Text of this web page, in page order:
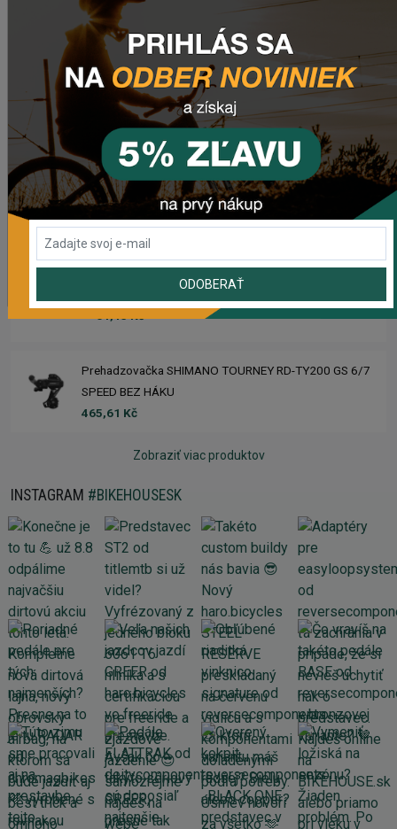
Zimušné Rukavice CHROMAG SIGNAL
1 104,44 Kč
Sedlo CHROMAG TRAILMASTER DT V2
2 223,62 Kč
Rebuild kit pedálov CHROMAG SYNTH
1 006,16 Kč
Prehadzovačka SHIMANO TOURNEY RD-TY200 GS 6/7
SPEED BEZ HÁKU
465,61 Kč
Zobraziť viac produktov
INSTAGRAM #BIKEHOUSESK
ODOBERAŤ